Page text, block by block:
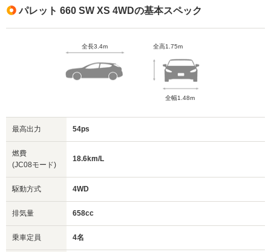
パレット 660 SW XS 4WDの基本スペック
全長3.4m 全高1.75m
全幅1.48m
最高出力 54ps
燃費
(JC08モード)
18.6km/L
駆動方式 4WD
排気量 658cc
乗車定員 4名